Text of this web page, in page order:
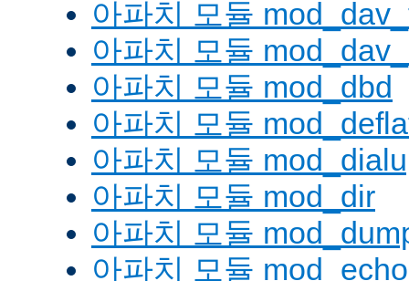
아파치 모듈
아파치 모듈
아파치 모듈 mod_dbd
아파치 모듈
아파치 모듈
아파치 모듈 mod_dir
아파치 모듈
아파치 모듈 mod_echo